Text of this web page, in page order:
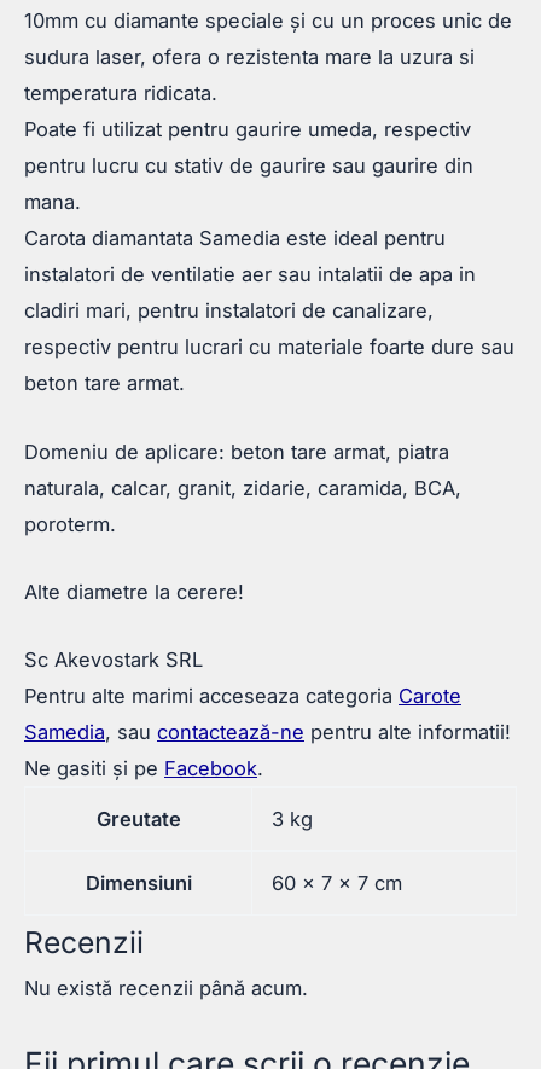
10mm cu diamante speciale și cu un proces unic de
sudura laser, ofera o rezistenta mare la uzura si
temperatura ridicata.
Poate fi utilizat pentru gaurire umeda, respectiv
pentru lucru cu stativ de gaurire sau gaurire din
mana.
Carota diamantata Samedia este ideal pentru
instalatori de ventilatie aer sau intalatii de apa in
cladiri mari, pentru instalatori de canalizare,
respectiv pentru lucrari cu materiale foarte dure sau
beton tare armat.
Domeniu de aplicare: beton tare armat, piatra
naturala, calcar, granit, zidarie, caramida, BCA,
poroterm.
Alte diametre la cerere!
Sc Akevostark SRL
Pentru alte marimi acceseaza categoria Carote
Samedia, sau contactează-ne pentru alte informatii!
Ne gasiti și pe Facebook.
Greutate 3 kg
Dimensiuni 60 × 7 × 7 cm
Recenzii
Nu există recenzii până acum.